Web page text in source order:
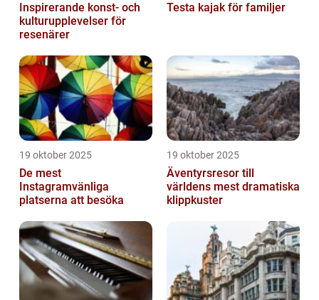
Inspirerande konst- och
kulturupplevelser för
resenärer
Testa kajak för familjer
19 oktober 2025
De mest
Instagramvänliga
platserna att besöka
19 oktober 2025
Äventyrsresor till
världens mest dramatiska
klippkuster